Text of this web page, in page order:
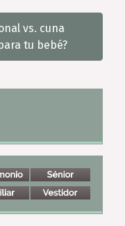
vs. cuna
tu bebé?